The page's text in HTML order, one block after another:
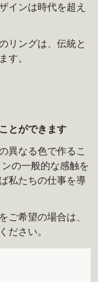
インは時代を超え
リングは、伝統と
す。
とができます
異なる色で作るこ
の一般的な感触を
私たちの仕事を導
ご希望の場合は、
ださい。